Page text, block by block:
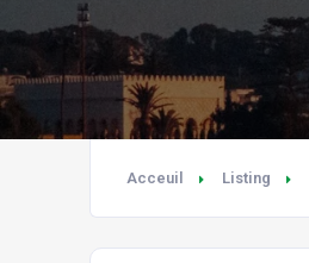
Acceuil Listing